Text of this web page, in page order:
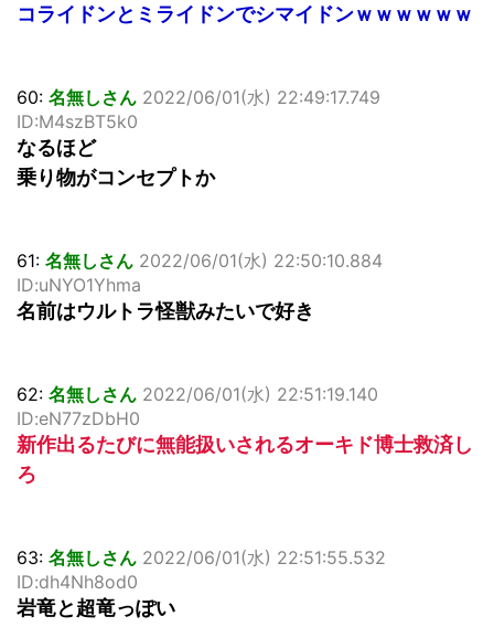
コライドンとミライドンでシマイドンｗｗｗｗｗｗ
60: 名無しさん 2022/06/01(水) 22:49:17.749
ID:M4szBT5k0
なるほど
乗り物がコンセプトか
61: 名無しさん 2022/06/01(水) 22:50:10.884
ID:uNYO1Yhma
名前はウルトラ怪獣みたいで好き
62: 名無しさん 2022/06/01(水) 22:51:19.140
ID:eN77zDbH0
新作出るたびに無能扱いされるオーキド博士救済し
ろ
63: 名無しさん 2022/06/01(水) 22:51:55.532
ID:dh4Nh8od0
岩竜と超竜っぽい